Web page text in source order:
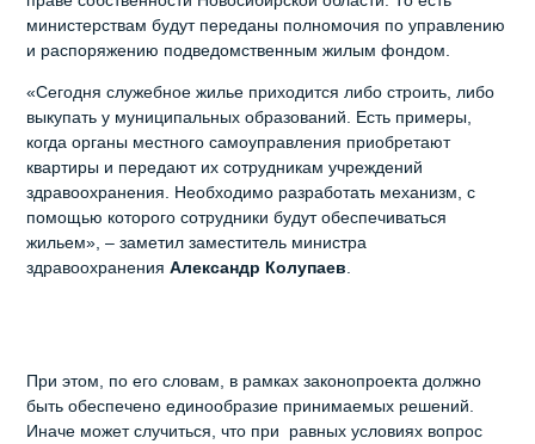
министерствам будут переданы полномочия по управлению
и распоряжению подведомственным жилым фондом.
«Сегодня служебное жилье приходится либо строить, либо
выкупать у муниципальных образований. Есть примеры,
когда органы местного самоуправления приобретают
квартиры и передают их сотрудникам учреждений
здравоохранения. Необходимо разработать механизм, с
помощью которого сотрудники будут обеспечиваться
жильем», – заметил заместитель министра
здравоохраненияАлександр Колупаев.
При этом, по его словам, в рамках законопроекта должно
быть обеспечено единообразие принимаемых решений.
Иначе может случиться, что при равных условиях вопрос